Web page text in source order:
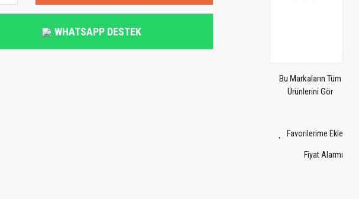
WHATSAPP DESTEK
Bu Markaların Tüm
Ürünlerini Gör
Fiyat Alarmı